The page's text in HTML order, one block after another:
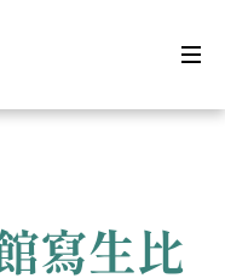
寫生比